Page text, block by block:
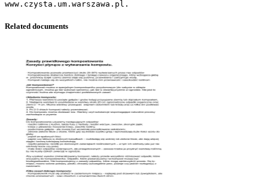
Related documents